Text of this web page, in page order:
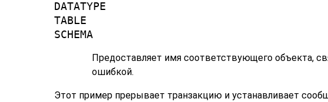
DATATYPE
TABLE
SCHEMA
Предоставляет имя соответствующего объекта,
ошибкой.
Этот пример прерывает транзакцию и устанавливает